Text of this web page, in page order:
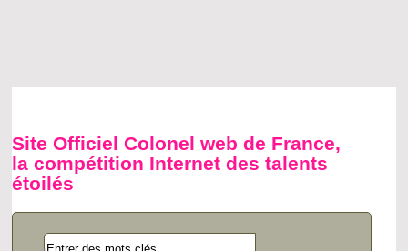
Site Officiel Colonel web de France,
la compétition Internet des talents
étoilés